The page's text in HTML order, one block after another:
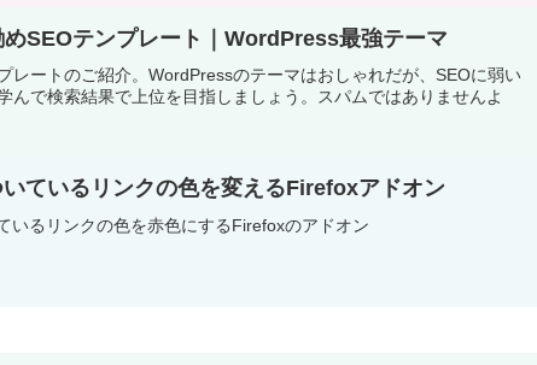
SEOテンプレート｜WordPress最強テーマ
レートのご紹介。WordPressのテーマはおしゃれだが、SEOに弱い
んで検索結果で上位を目指しましょう。スパムではありませんよ
ているリンクの色を変えるFirefoxアドオン
いるリンクの色を赤色にするFirefoxのアドオン